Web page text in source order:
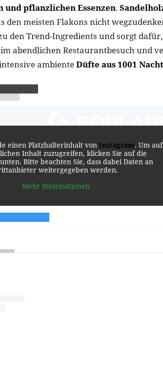
und pflanzlichen Essenzen.
den meisten Flakons nicht
den Trend-Ingredients und sorgt
abendlichen Restaurantbesuch und
ambienteDüfte aus 1001
einen Platzhalterinhalt von Instagram. Um auf
Inhalt zuzugreifen, klicken Sie auf die
Bitte beachten Sie, dass dabei Daten an
weitergegeben werden.
Mehr Informationen